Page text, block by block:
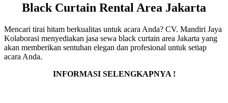
Black Curtain Rental Area Jakarta
Mencari tirai hitam berkualitas untuk acara Anda? CV. Mandiri Jaya
Kolaborasi menyediakan jasa sewa black curtain area Jakarta yang
akan memberikan sentuhan elegan dan profesional untuk setiap
acara Anda.
INFORMASI SELENGKAPNYA !